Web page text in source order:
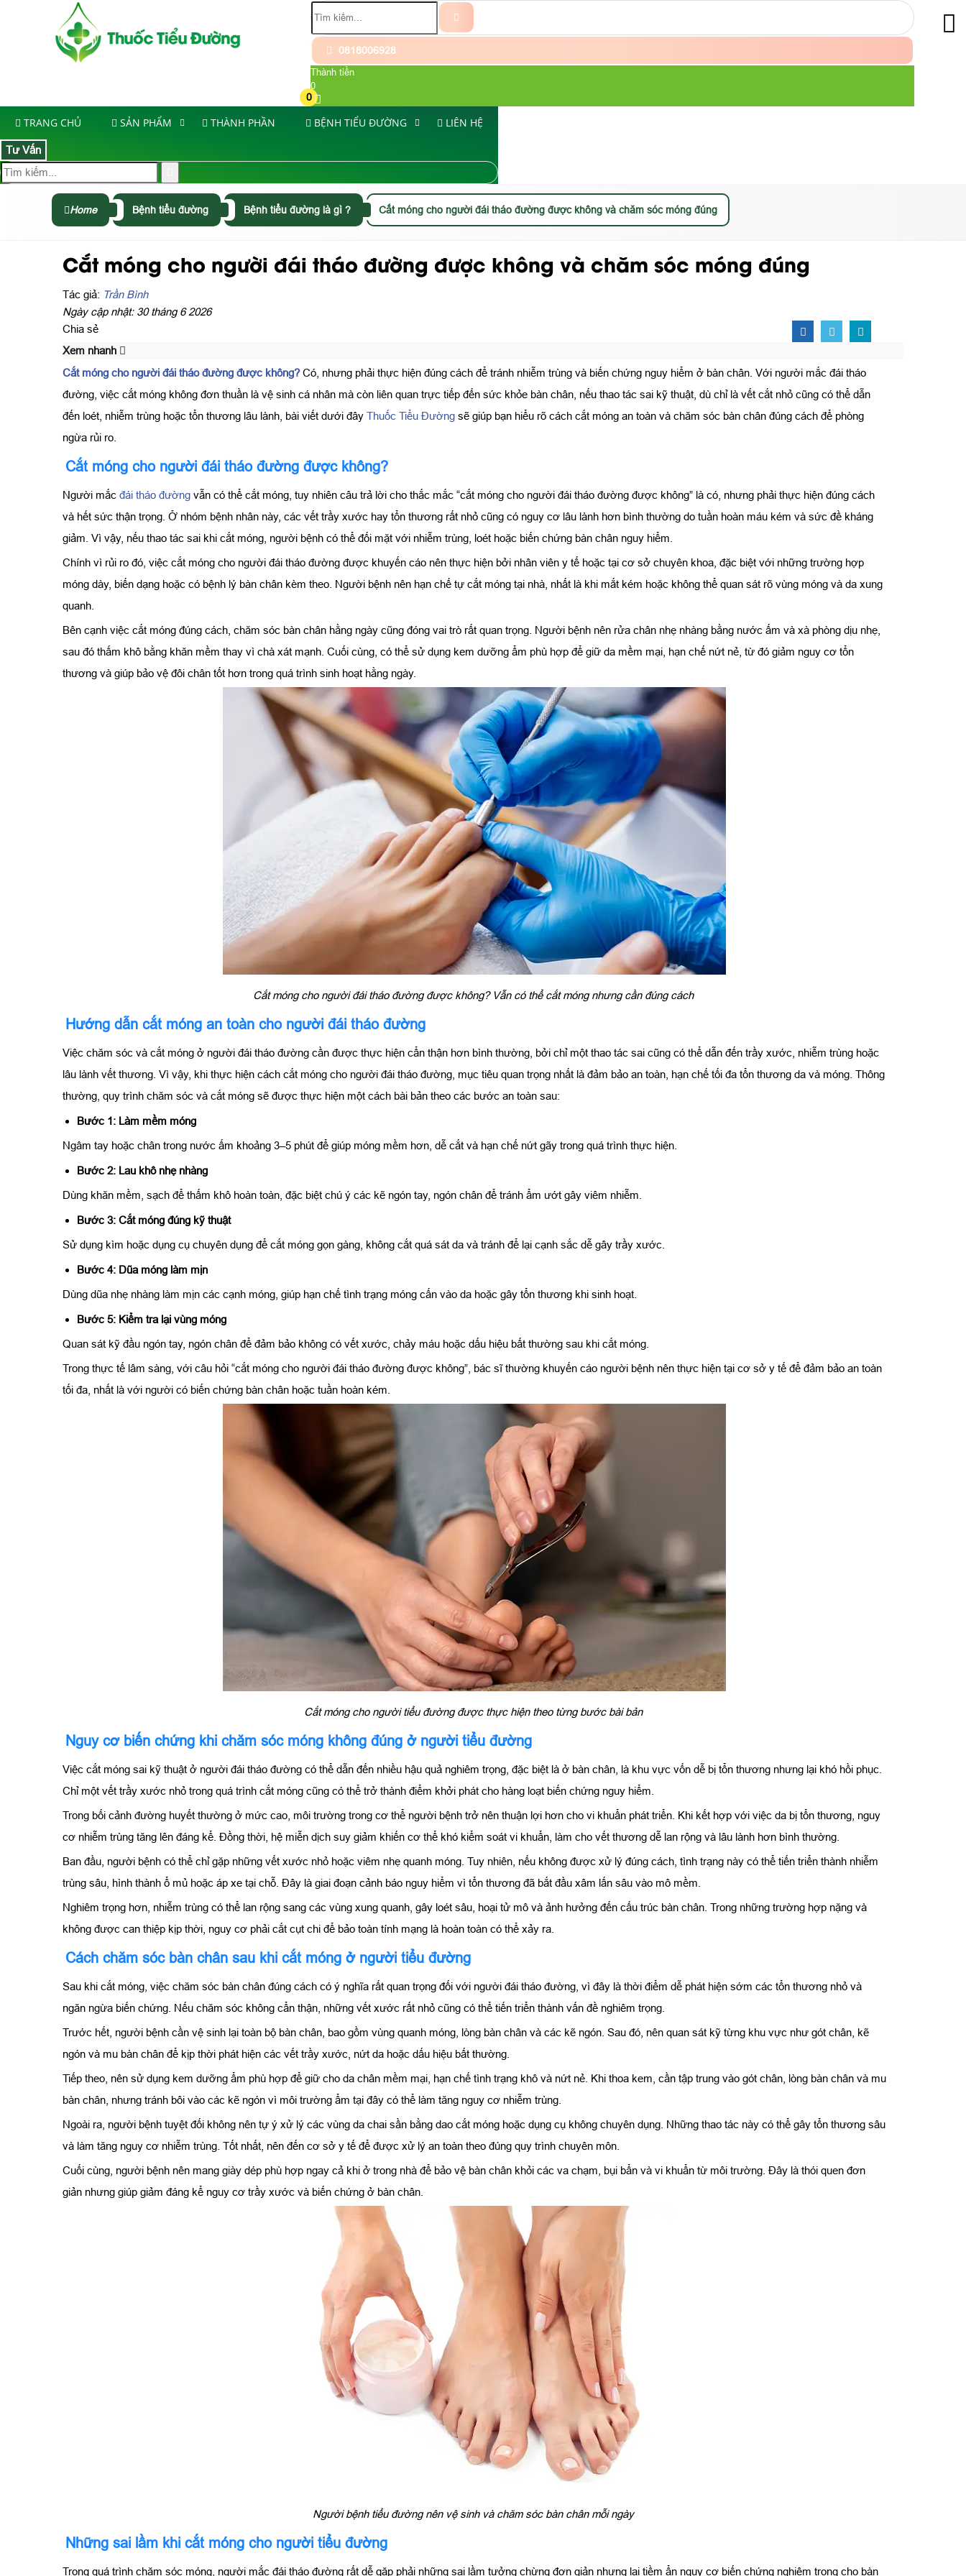
0818006928
Thành tiền
0
0
TRANG CHỦ SẢN PHẨM THÀNH PHẦN BỆNH TIỂU ĐƯỜNG LIÊN HỆ
Tư Vấn
Home Bệnh tiểu đường Bệnh tiểu đường là gì ? Cắt móng cho người đái tháo đường được không và chăm sóc móng đúng
Cắt móng cho người đái tháo đường được không và chăm sóc móng đúng
Tác giả: Trần Bình
Ngày cập nhật: 30 tháng 6 2026
Chia sẻ
Xem nhanh
Cắt móng cho người đái tháo đường được không? Có, nhưng phải thực hiện đúng cách để tránh nhiễm trùng và biến chứng nguy hiểm ở bàn chân. Với người mắc đái tháo
đường, việc cắt móng không đơn thuần là vệ sinh cá nhân mà còn liên quan trực tiếp đến sức khỏe bàn chân, nếu thao tác sai kỹ thuật, dù chỉ là vết cắt nhỏ cũng có thể dẫn
đến loét, nhiễm trùng hoặc tổn thương lâu lành, bài viết dưới đây Thuốc Tiểu Đường sẽ giúp bạn hiểu rõ cách cắt móng an toàn và chăm sóc bàn chân đúng cách để phòng
ngừa rủi ro.
Cắt móng cho người đái tháo đường được không?
Người mắc đái tháo đường vẫn có thể cắt móng, tuy nhiên câu trả lời cho thắc mắc “cắt móng cho người đái tháo đường được không” là có, nhưng phải thực hiện đúng cách
và hết sức thận trọng. Ở nhóm bệnh nhân này, các vết trầy xước hay tổn thương rất nhỏ cũng có nguy cơ lâu lành hơn bình thường do tuần hoàn máu kém và sức đề kháng
giảm. Vì vậy, nếu thao tác sai khi cắt móng, người bệnh có thể đối mặt với nhiễm trùng, loét hoặc biến chứng bàn chân nguy hiểm.
Chính vì rủi ro đó, việc cắt móng cho người đái tháo đường được khuyến cáo nên thực hiện bởi nhân viên y tế hoặc tại cơ sở chuyên khoa, đặc biệt với những trường hợp
móng dày, biến dạng hoặc có bệnh lý bàn chân kèm theo. Người bệnh nên hạn chế tự cắt móng tại nhà, nhất là khi mắt kém hoặc không thể quan sát rõ vùng móng và da xung
quanh.
Bên cạnh việc cắt móng đúng cách, chăm sóc bàn chân hằng ngày cũng đóng vai trò rất quan trọng. Người bệnh nên rửa chân nhẹ nhàng bằng nước ấm và xà phòng dịu nhẹ,
sau đó thấm khô bằng khăn mềm thay vì chà xát mạnh. Cuối cùng, có thể sử dụng kem dưỡng ẩm phù hợp để giữ da mềm mại, hạn chế nứt nẻ, từ đó giảm nguy cơ tổn
thương và giúp bảo vệ đôi chân tốt hơn trong quá trình sinh hoạt hằng ngày.
Cắt móng cho người đái tháo đường được không? Vẫn có thể cắt móng nhưng cần đúng cách
Hướng dẫn cắt móng an toàn cho người đái tháo đường
Việc chăm sóc và cắt móng ở người đái tháo đường cần được thực hiện cẩn thận hơn bình thường, bởi chỉ một thao tác sai cũng có thể dẫn đến trầy xước, nhiễm trùng hoặc
lâu lành vết thương. Vì vậy, khi thực hiện cách cắt móng cho người đái tháo đường, mục tiêu quan trọng nhất là đảm bảo an toàn, hạn chế tối đa tổn thương da và móng. Thông
thường, quy trình chăm sóc và cắt móng sẽ được thực hiện một cách bài bản theo các bước an toàn sau:
Bước 1: Làm mềm móng
Ngâm tay hoặc chân trong nước ấm khoảng 3–5 phút để giúp móng mềm hơn, dễ cắt và hạn chế nứt gãy trong quá trình thực hiện.
Bước 2: Lau khô nhẹ nhàng
Dùng khăn mềm, sạch để thấm khô hoàn toàn, đặc biệt chú ý các kẽ ngón tay, ngón chân để tránh ẩm ướt gây viêm nhiễm.
Bước 3: Cắt móng đúng kỹ thuật
Sử dụng kìm hoặc dụng cụ chuyên dụng để cắt móng gọn gàng, không cắt quá sát da và tránh để lại cạnh sắc dễ gây trầy xước.
Bước 4: Dũa móng làm mịn
Dùng dũa nhẹ nhàng làm mịn các cạnh móng, giúp hạn chế tình trạng móng cấn vào da hoặc gây tổn thương khi sinh hoạt.
Bước 5: Kiểm tra lại vùng móng
Quan sát kỹ đầu ngón tay, ngón chân để đảm bảo không có vết xước, chảy máu hoặc dấu hiệu bất thường sau khi cắt móng.
Trong thực tế lâm sàng, với câu hỏi “cắt móng cho người đái tháo đường được không”, bác sĩ thường khuyến cáo người bệnh nên thực hiện tại cơ sở y tế để đảm bảo an toàn
tối đa, nhất là với người có biến chứng bàn chân hoặc tuần hoàn kém.
Cắt móng cho người tiểu đường được thực hiện theo từng bước bài bản
Nguy cơ biến chứng khi chăm sóc móng không đúng ở người tiểu đường
Việc cắt móng sai kỹ thuật ở người đái tháo đường có thể dẫn đến nhiều hậu quả nghiêm trọng, đặc biệt là ở bàn chân, là khu vực vốn dễ bị tổn thương nhưng lại khó hồi phục.
Chỉ một vết trầy xước nhỏ trong quá trình cắt móng cũng có thể trở thành điểm khởi phát cho hàng loạt biến chứng nguy hiểm.
Trong bối cảnh đường huyết thường ở mức cao, môi trường trong cơ thể người bệnh trở nên thuận lợi hơn cho vi khuẩn phát triển. Khi kết hợp với việc da bị tổn thương, nguy
cơ nhiễm trùng tăng lên đáng kể. Đồng thời, hệ miễn dịch suy giảm khiến cơ thể khó kiểm soát vi khuẩn, làm cho vết thương dễ lan rộng và lâu lành hơn bình thường.
Ban đầu, người bệnh có thể chỉ gặp những vết xước nhỏ hoặc viêm nhẹ quanh móng. Tuy nhiên, nếu không được xử lý đúng cách, tình trạng này có thể tiến triển thành nhiễm
trùng sâu, hình thành ổ mủ hoặc áp xe tại chỗ. Đây là giai đoạn cảnh báo nguy hiểm vì tổn thương đã bắt đầu xâm lấn sâu vào mô mềm.
Nghiêm trọng hơn, nhiễm trùng có thể lan rộng sang các vùng xung quanh, gây loét sâu, hoại tử mô và ảnh hưởng đến cấu trúc bàn chân. Trong những trường hợp nặng và
không được can thiệp kịp thời, nguy cơ phải cắt cụt chi để bảo toàn tính mạng là hoàn toàn có thể xảy ra.
Cách chăm sóc bàn chân sau khi cắt móng ở người tiểu đường
Sau khi cắt móng, việc chăm sóc bàn chân đúng cách có ý nghĩa rất quan trọng đối với người đái tháo đường, vì đây là thời điểm dễ phát hiện sớm các tổn thương nhỏ và
ngăn ngừa biến chứng. Nếu chăm sóc không cẩn thận, những vết xước rất nhỏ cũng có thể tiến triển thành vấn đề nghiêm trọng.
Trước hết, người bệnh cần vệ sinh lại toàn bộ bàn chân, bao gồm vùng quanh móng, lòng bàn chân và các kẽ ngón. Sau đó, nên quan sát kỹ từng khu vực như gót chân, kẽ
ngón và mu bàn chân để kịp thời phát hiện các vết trầy xước, nứt da hoặc dấu hiệu bất thường.
Tiếp theo, nên sử dụng kem dưỡng ẩm phù hợp để giữ cho da chân mềm mại, hạn chế tình trạng khô và nứt nẻ. Khi thoa kem, cần tập trung vào gót chân, lòng bàn chân và mu
bàn chân, nhưng tránh bôi vào các kẽ ngón vì môi trường ẩm tại đây có thể làm tăng nguy cơ nhiễm trùng.
Ngoài ra, người bệnh tuyệt đối không nên tự ý xử lý các vùng da chai sần bằng dao cắt móng hoặc dụng cụ không chuyên dụng. Những thao tác này có thể gây tổn thương sâu
và làm tăng nguy cơ nhiễm trùng. Tốt nhất, nên đến cơ sở y tế để được xử lý an toàn theo đúng quy trình chuyên môn.
Cuối cùng, người bệnh nên mang giày dép phù hợp ngay cả khi ở trong nhà để bảo vệ bàn chân khỏi các va chạm, bụi bẩn và vi khuẩn từ môi trường. Đây là thói quen đơn
giản nhưng giúp giảm đáng kể nguy cơ trầy xước và biến chứng ở bàn chân.
Người bệnh tiểu đường nên vệ sinh và chăm sóc bàn chân mỗi ngày
Những sai lầm khi cắt móng cho người tiểu đường
Trong quá trình chăm sóc móng, người mắc đái tháo đường rất dễ gặp phải những sai lầm tưởng chừng đơn giản nhưng lại tiềm ẩn nguy cơ biến chứng nghiêm trọng cho bàn